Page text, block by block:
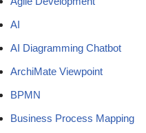
AI
AI Diagramming Chatbot
ArchiMate Viewpoint
BPMN
Business Process Mapping